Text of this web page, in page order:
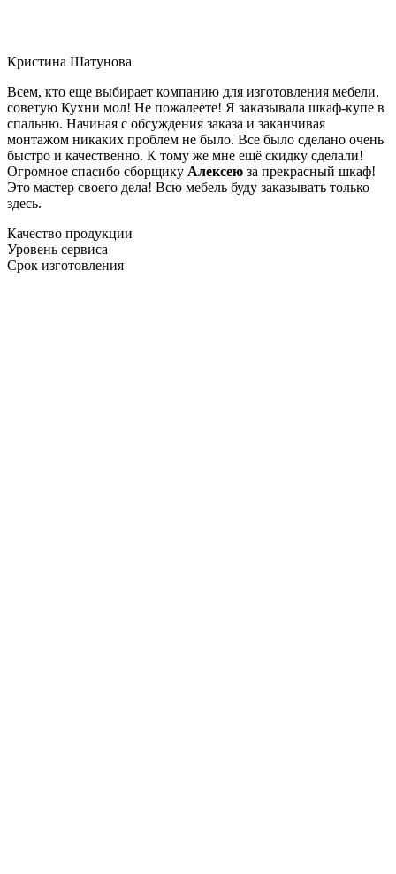
Кристина Шатунова
Всем, кто еще выбирает компанию для изготовления мебели,
советую Кухни мол! Не пожалеете! Я заказывала шкаф-купе в
спальню. Начиная с обсуждения заказа и заканчивая
монтажом никаких проблем не было. Все было сделано очень
быстро и качественно. К тому же мне ещё скидку сделали!
Огромное спасибо сборщику Алексею за прекрасный шкаф!
Это мастер своего дела! Всю мебель буду заказывать только
здесь.
Качество продукции
Уровень сервиса
Срок изготовления